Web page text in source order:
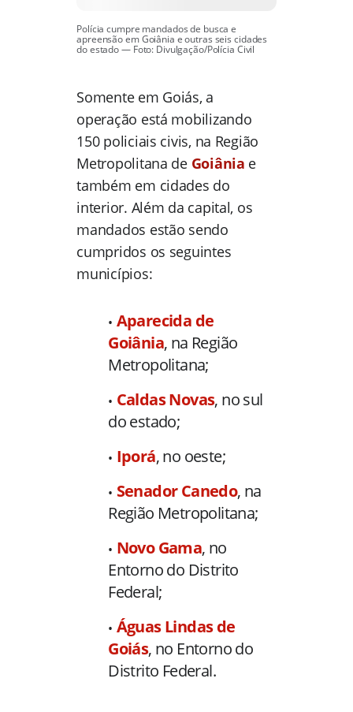
Polícia cumpre mandados de busca e
apreensão em Goiânia e outras seis cidades
do estado — Foto: Divulgação/Polícia Civil
Somente em Goiás, a
operação está mobilizando
150 policiais civis, na Região
Metropolitana de Goiânia e
também em cidades do
interior. Além da capital, os
mandados estão sendo
cumpridos os seguintes
municípios:
Aparecida de
Goiânia, na Região
Metropolitana;
Caldas Novas, no sul
do estado;
Iporá, no oeste;
Senador Canedo, na
Região Metropolitana;
Novo Gama, no
Entorno do Distrito
Federal;
Águas Lindas de
Goiás, no Entorno do
Distrito Federal.